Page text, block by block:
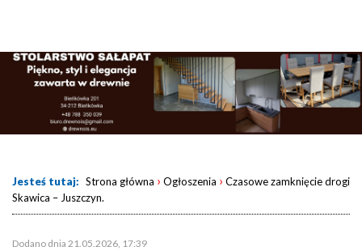
Jesteś tutaj: Strona główna › Ogłoszenia › Czasowe zamknięcie drogi
Skawica – Juszczyn.
Dodano dnia 21.05.2026, 17:39